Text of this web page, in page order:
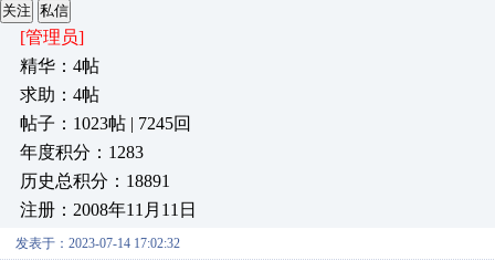
关注 私信
[管理员]
精华：4帖
求助：4帖
帖子：1023帖 | 7245回
年度积分：1283
历史总积分：18891
注册：2008年11月11日
发表于：2023-07-14 17:02:32